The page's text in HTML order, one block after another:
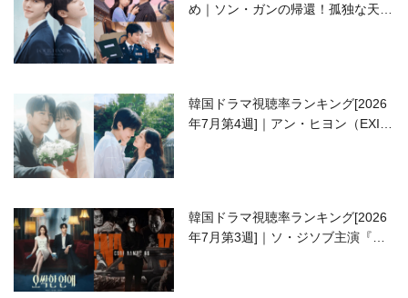
め｜ソン・ガンの帰還！孤独な天才
韓国ドラマ視聴率ランキング[2026
年7月第4週]｜アン・ヒヨン（EXID
韓国ドラマ視聴率ランキング[2026
年7月第3週]｜ソ・ジソブ主演『エ